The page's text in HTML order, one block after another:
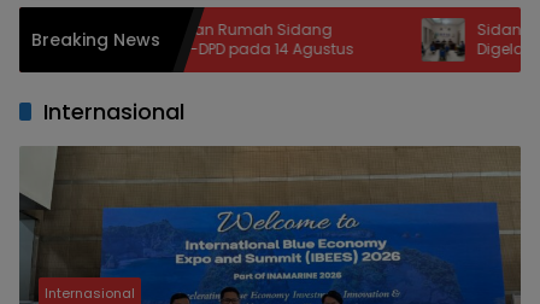
Breaking News
Rumah Sidang
pada 14 Agustus
Sidang Perdana Sengketa
Digelar, BPSK Kota Malang
Perkara Kriswanto vs Toko Emas
Internasional
Internasional